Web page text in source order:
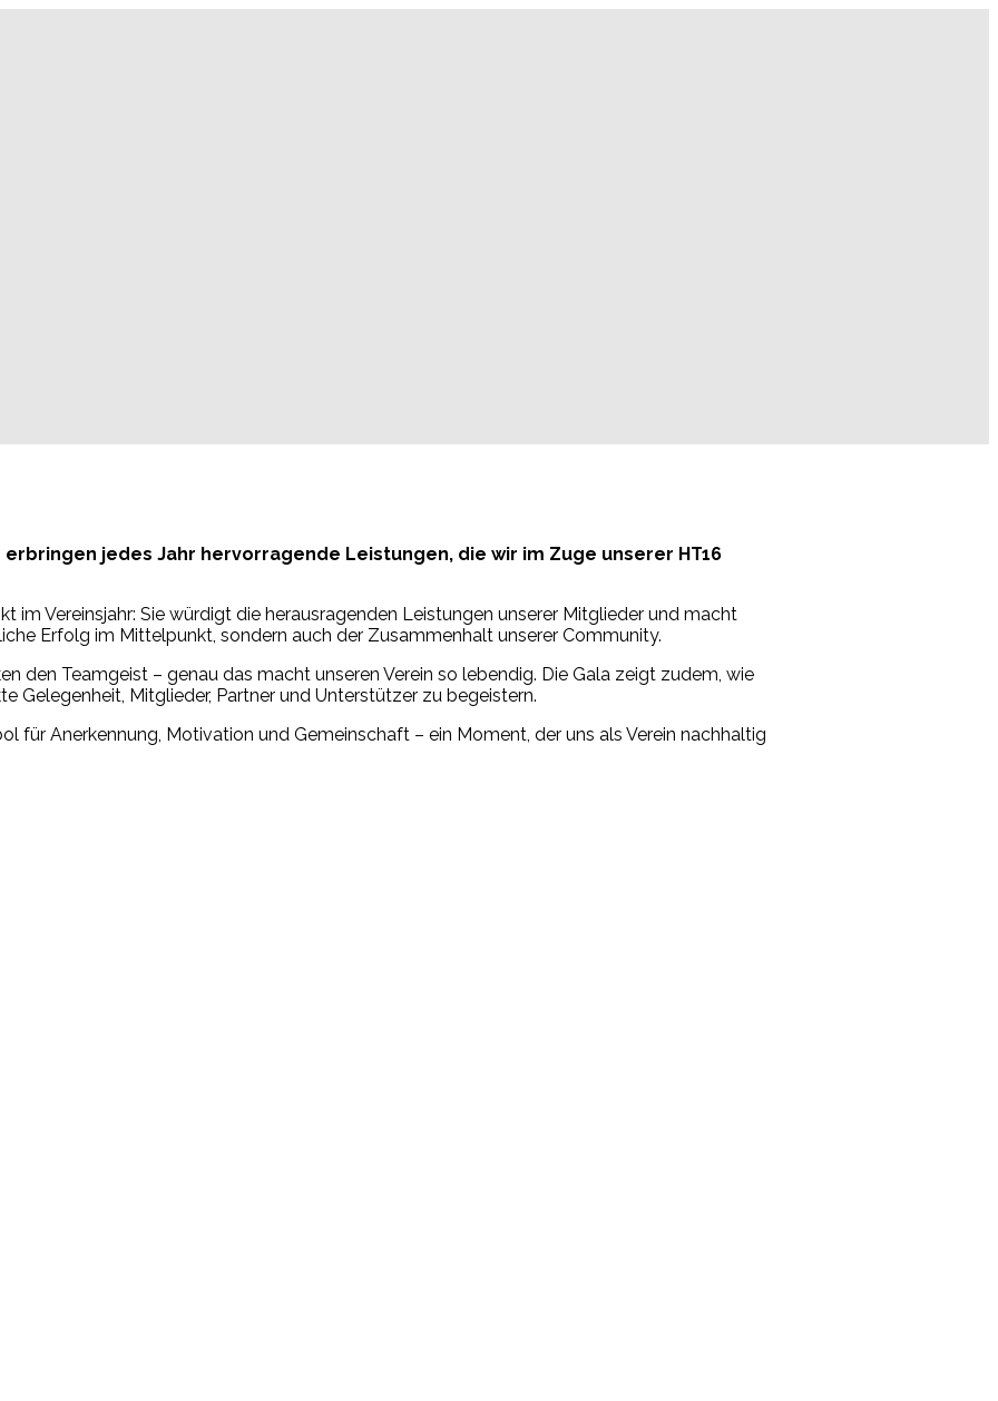
jedes Jahr hervorragende Leistungen, die wir im Zuge unserer HT16
im Vereinsjahr: Sie würdigt die herausragenden Leistungen unserer Mitglieder und macht
Erfolg im Mittelpunkt, sondern auch der Zusammenhalt unserer Community.
den Teamgeist – genau das macht unseren Verein so lebendig. Die Gala zeigt zudem, wie
Gelegenheit, Mitglieder, Partner und Unterstützer zu begeistern.
für Anerkennung, Motivation und Gemeinschaft – ein Moment, der uns als Verein nachhaltig